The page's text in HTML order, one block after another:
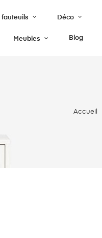
fauteuils Déco
Meubles Blog
Accueil